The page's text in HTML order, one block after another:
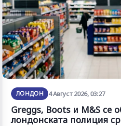
ЛОНДОН 4 Август 2026, 03:27
Greggs, Boots и M&S се
лондонската полиция